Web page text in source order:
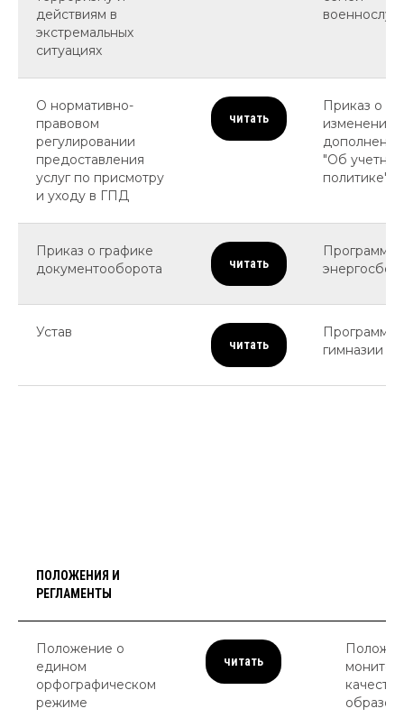
действиям в
экстремальных
ситуациях
О нормативно-
правовом
регулировании
предоставления
услуг по присмотру
и уходу в ГПД
читать
Приказ о
изменений
"Об учетной
политике"
Приказ о графике
документооборота
читать
Программа
Устав
читать
Программа
гимназии
ПОЛОЖЕНИЯ И
РЕГЛАМЕНТЫ
Положение о
едином
орфографическом
режиме
читать
качества